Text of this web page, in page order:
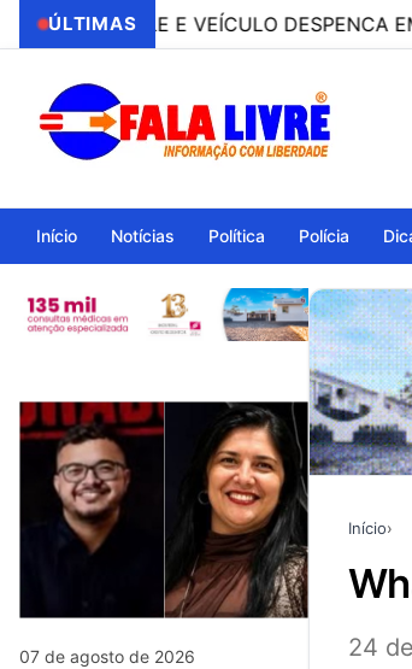
ÚLTIMAS
E VEÍCULO DESPENCA EM
Início Notícias Política Polícia
07 de agosto de 2026
Início›
24